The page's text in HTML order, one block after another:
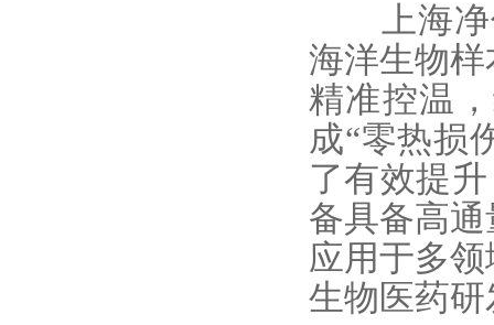
上海净信
海洋生物
精准控温
成“零热损
了有效提
备具备高
应用于多
生物医药